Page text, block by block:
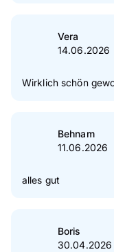
Vera
14.06.2026
Wirklich schön
Behnam
11.06.2026
alles gut
Boris
30.04.2026